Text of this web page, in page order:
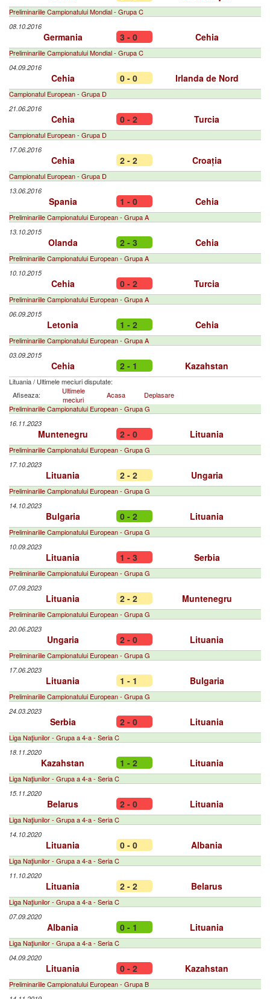
Preliminariile Campionatului Mondial - Grupa C
08.10.2016
Germania 3 - 0 Cehia
Preliminariile Campionatului Mondial - Grupa C
04.09.2016
Cehia 0 - 0 Irlanda de Nord
Campionatul European - Grupa D
21.06.2016
Cehia 0 - 2 Turcia
Campionatul European - Grupa D
17.06.2016
Cehia 2 - 2 Croația
Campionatul European - Grupa D
13.06.2016
Spania 1 - 0 Cehia
Preliminariile Campionatului European - Grupa A
13.10.2015
Olanda 2 - 3 Cehia
Preliminariile Campionatului European - Grupa A
10.10.2015
Cehia 0 - 2 Turcia
Preliminariile Campionatului European - Grupa A
06.09.2015
Letonia 1 - 2 Cehia
Preliminariile Campionatului European - Grupa A
03.09.2015
Cehia 2 - 1 Kazahstan
Lituania/ Ultimele meciuri disputate:
Afiseaza:
Ultimele
meciuri
Acasa
Deplasare
Preliminariile Campionatului European - Grupa G
16.11.2023
Muntenegru 2 - 0 Lituania
Preliminariile Campionatului European - Grupa G
17.10.2023
Lituania 2 - 2 Ungaria
Preliminariile Campionatului European - Grupa G
14.10.2023
Bulgaria 0 - 2 Lituania
Preliminariile Campionatului European - Grupa G
10.09.2023
Lituania 1 - 3 Serbia
Preliminariile Campionatului European - Grupa G
07.09.2023
Lituania 2 - 2 Muntenegru
Preliminariile Campionatului European - Grupa G
20.06.2023
Ungaria 2 - 0 Lituania
Preliminariile Campionatului European - Grupa G
17.06.2023
Lituania 1 - 1 Bulgaria
Preliminariile Campionatului European - Grupa G
24.03.2023
Serbia 2 - 0 Lituania
Liga Naţiunilor - Grupa a 4-a - Seria C
18.11.2020
Kazahstan 1 - 2 Lituania
Liga Naţiunilor - Grupa a 4-a - Seria C
15.11.2020
Belarus 2 - 0 Lituania
Liga Naţiunilor - Grupa a 4-a - Seria C
14.10.2020
Lituania 0 - 0 Albania
Liga Naţiunilor - Grupa a 4-a - Seria C
11.10.2020
Lituania 2 - 2 Belarus
Liga Naţiunilor - Grupa a 4-a - Seria C
07.09.2020
Albania 0 - 1 Lituania
Liga Naţiunilor - Grupa a 4-a - Seria C
04.09.2020
Lituania 0 - 2 Kazahstan
Preliminariile Campionatului European - Grupa B